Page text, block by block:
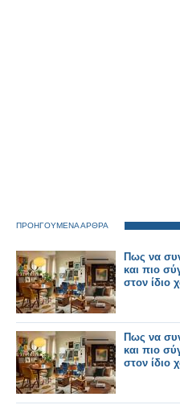
ΠΡΟΗΓΟΥΜΕΝΑ ΑΡΘΡΑ
Πως να
και πιο
στον ίδιο
Πως να
και πιο
στον ίδιο